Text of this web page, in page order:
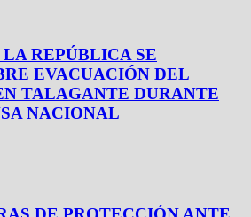
REPÚBLICA SE
EVACUACIÓN DEL
TALAGANTE DURANTE
NACIONAL